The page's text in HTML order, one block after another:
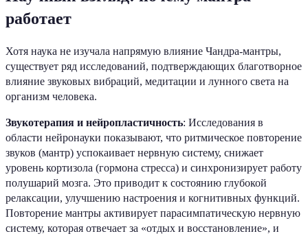
работает
Хотя наука не изучала напрямую влияние Чандра-мантры,
существует ряд исследований, подтверждающих благотворное
влияние звуковых вибраций, медитации и лунного света на
организм человека.
Звукотерапия и нейропластичность: Исследования в
области нейронауки показывают, что ритмическое повторение
звуков (мантр) успокаивает нервную систему, снижает
уровень кортизола (гормона стресса) и синхронизирует работу
полушарий мозга. Это приводит к состоянию глубокой
релаксации, улучшению настроения и когнитивных функций.
Повторение мантры активирует парасимпатическую нервную
систему, которая отвечает за «отдых и восстановление», и